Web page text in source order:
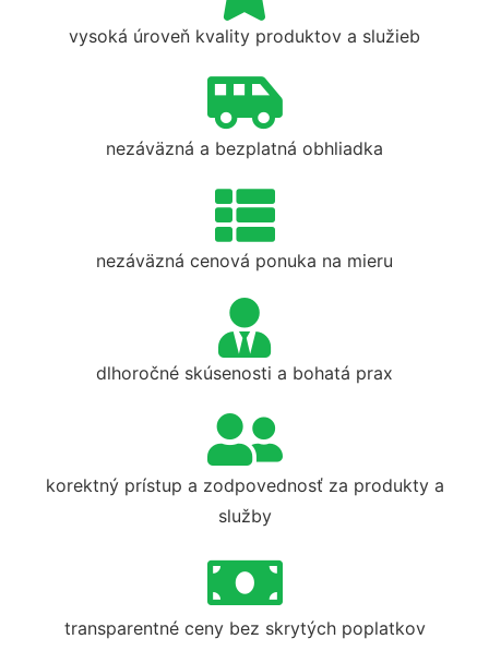
vysoká úroveň kvality produktov a služieb
nezáväzná a bezplatná obhliadka
nezáväzná cenová ponuka na mieru
dlhoročné skúsenosti a bohatá prax
korektný prístup a zodpovednosť za produkty a
služby
transparentné ceny bez skrytých poplatkov